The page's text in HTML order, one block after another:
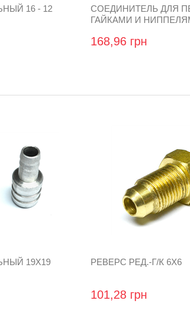
16 - 12
СОЕДИНИТЕЛЬ ДЛЯ
ГАЙКАМИ И
168,96 грн
19Х19 РЕВЕРС РЕД.-Г/К 6Х6
101,28 грн